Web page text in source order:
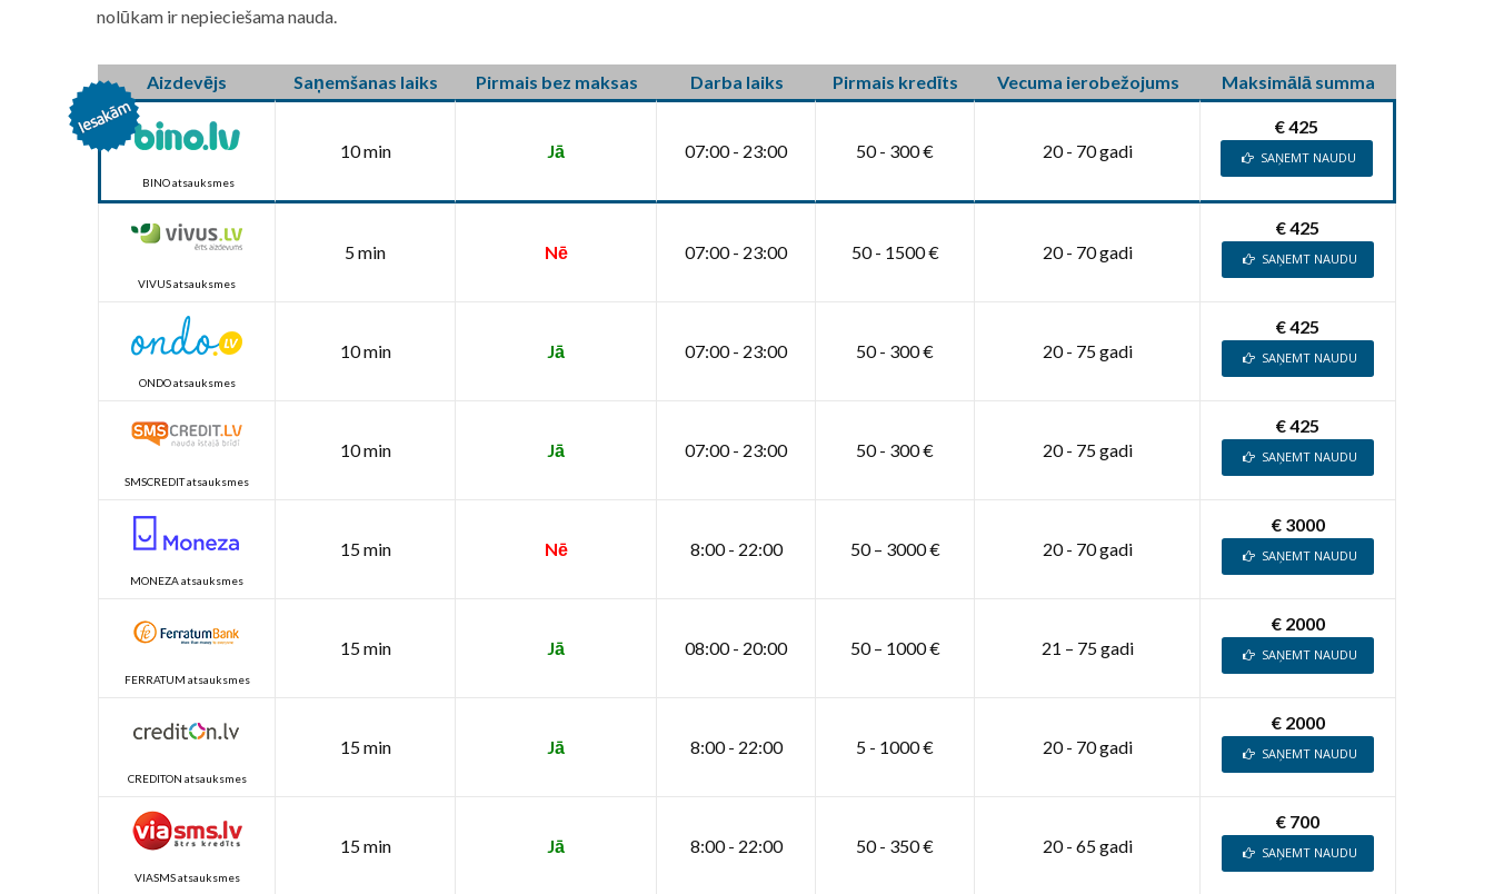
nolūkam ir nepieciešama nauda.
Aizdevējs Saņemšanas laiks Pirmais bez maksas Darba laiks Pirmais kredīts Vecuma ierobežojums Maksimālā summa
BINO atsauksmes
10 min Jā 07:00 - 23:00 50 - 300 € 20 - 70 gadi
€ 425
SAŅEMT NAUDU
VIVUS atsauksmes
5 min Nē 07:00 - 23:00 50 - 1500 € 20 - 70 gadi
€ 425
SAŅEMT NAUDU
ONDO atsauksmes
10 min Jā 07:00 - 23:00 50 - 300 € 20 - 75 gadi
€ 425
SAŅEMT NAUDU
SMSCREDIT atsauksmes
10 min Jā 07:00 - 23:00 50 - 300 € 20 - 75 gadi
€ 425
SAŅEMT NAUDU
MONEZA atsauksmes
15 min Nē 8:00 - 22:00 50 – 3000 € 20 - 70 gadi
€ 3000
SAŅEMT NAUDU
FERRATUM atsauksmes
15 min Jā 08:00 - 20:00 50 – 1000 € 21 – 75 gadi
€ 2000
SAŅEMT NAUDU
CREDITON atsauksmes
15 min Jā 8:00 - 22:00 5 - 1000 € 20 - 70 gadi
€ 2000
SAŅEMT NAUDU
VIASMS atsauksmes
15 min Jā 8:00 - 22:00 50 - 350 € 20 - 65 gadi
€ 700
SAŅEMT NAUDU